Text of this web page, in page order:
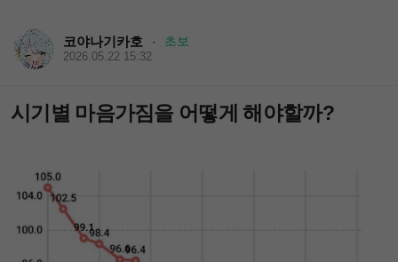
코야나기카호 · 초보
2026.05.22 15:32
시기별 마음가짐을 어떻게 해야할까?